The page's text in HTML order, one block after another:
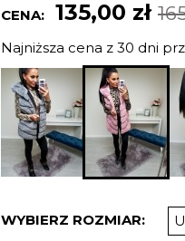
CENA: 135,00 zł
Najniższa cena z 30 dni
Jeżeli
niż 30
cena
pojawił
WYBIERZ ROZMIAR: